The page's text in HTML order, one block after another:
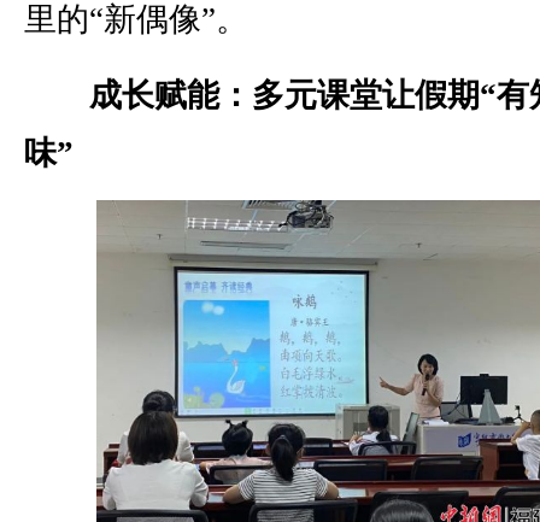
里的“新偶像”。
成长赋能：多元课堂让假期“有
味”